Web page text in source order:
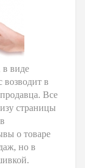
в виде
возводит в
Все
страницы
о товаре
но в